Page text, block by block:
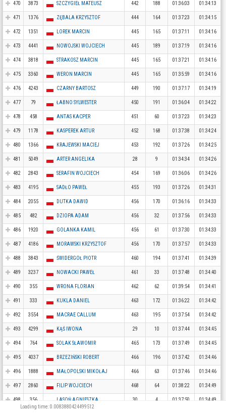
470 3873 SZCZYGIEŁ MATEUSZ 442 188 01:36:03 01:34:13
471 1376 ZĘBALA KRZYSZTOF 444 164 01:37:23 01:34:15
472 1351 LOREK MARCIN 445 165 01:37:11 01:34:16
473 4441 NOWOJSKI WOJCIECH 445 189 01:37:19 01:34:16
474 3818 STRAKOSZ MARCIN 445 165 01:37:21 01:34:16
475 3360 WERON MARCIN 445 165 01:35:59 01:34:16
476 4243 CZARNY BARTOSZ 449 190 01:37:17 01:34:19
477 79 ŁABNO SYLWESTER 450 191 01:36:04 01:34:22
478 458 ANTAS KACPER 451 60 01:37:23 01:34:23
479 1178 KASPEREK ARTUR 452 168 01:37:38 01:34:24
480 1366 KRAJEWSKI MACIEJ 453 192 01:37:26 01:34:25
481 5049 ARTER ANGELIKA 28 9 01:34:34 01:34:26
482 2843 SERAFIN WOJCIECH 454 169 01:36:06 01:34:26
483 4195 SADŁO PAWEŁ 455 193 01:37:26 01:34:31
484 2055 DUTKA DAWID 456 170 01:36:16 01:34:33
485 482 DZIOPA ADAM 456 32 01:37:56 01:34:33
486 1920 GOLANKA KAMIL 456 61 01:37:30 01:34:33
487 4186 MORAWSKI KRZYSZTOF 456 170 01:37:57 01:34:33
488 3843 ŚWIDERGOŁ PIOTR 460 194 01:37:41 01:34:39
489 3237 NOWACKI PAWEŁ 461 33 01:37:48 01:34:40
490 355 WRONA FLORIAN 462 62 01:39:54 01:34:41
491 333 KUKLA DANIEL 463 172 01:36:22 01:34:42
492 3554 MACRAE CALLUM 463 195 01:37:54 01:34:42
493 4299 KĄŚ IWONA 29 10 01:37:44 01:34:45
494 764 SOLAK SŁAWOMIR 465 173 01:37:49 01:34:45
495 4037 BRZEZIŃSKI ROBERT 466 196 01:37:42 01:34:46
496 1888 MAŁOPOLSKI MIKOŁAJ 466 63 01:37:46 01:34:46
497 2860 FILIP WOJCIECH 468 64 01:38:22 01:34:49
498 356 LASOŃ AGNIESZKA 30 4 01:37:50 01:34:49
Loading time: 0.0083880424499512